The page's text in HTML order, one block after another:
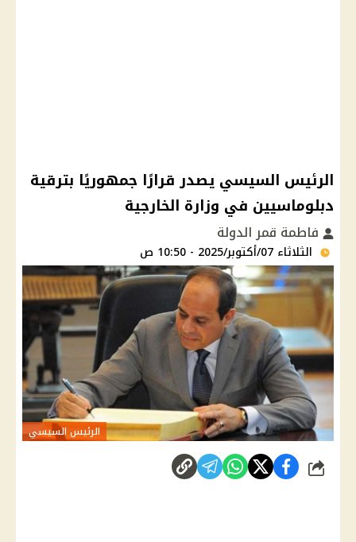
الرئيس السيسي يصدر قرارًا جمهوريًا بترقية
دبلوماسيين في وزارة الخارجية
فاطمة قمر الدولة
الثلاثاء 07/أكتوبر/2025 - 10:50 ص
الرئيس السيسي
شارك